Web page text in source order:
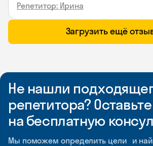
Репетитор: Ирина
Загрузить ещё
Не нашли
репетитора?
на бесплатную
Мы поможем определить цели и